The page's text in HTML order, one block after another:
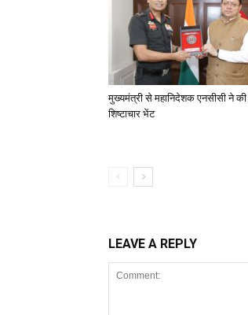
मुख्यमंत्री से महानिदेशक एनसीसी ने की
शिष्टाचार भेंट
LEAVE A REPLY